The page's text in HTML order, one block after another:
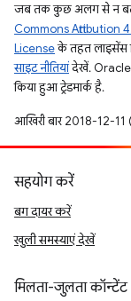
जब तक कुछ अलग से न
Commons Attribution
Licenseके तहत लाइसेंस
साइट नीतियांदेखें. Oracle
किया हुआ ट्रेडमार्क है.
आखिरी बार 2018-12-11
सहयोग करें
बग दायर करें
खुली समस्याएं देखें
मिलता-जुलता कॉन्टेंट